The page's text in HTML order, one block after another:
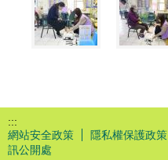
:::
網站安全政策
隱私權保護政策
訊公開處